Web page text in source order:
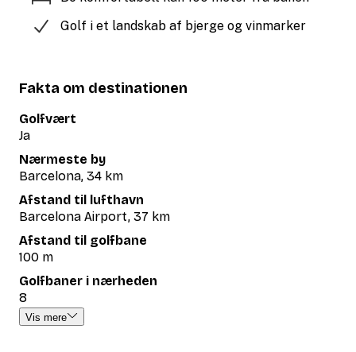
Golf i et landskab af bjerge og vinmarker
Fakta om destinationen
Golfvært
Ja
Nærmeste by
Barcelona, 34 km
Afstand til lufthavn
Barcelona Airport, 37 km
Afstand til golfbane
100 m
Golfbaner i nærheden
8
Vis mere